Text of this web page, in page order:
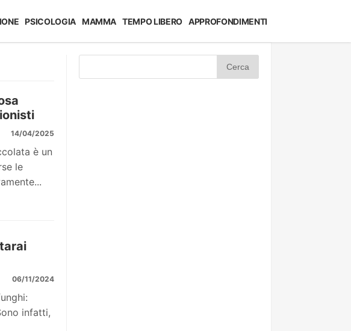
PSICOLOGIA MAMMA TEMPO LIBERO APPROFONDIMENTI
14/04/2025
è un
le
06/11/2024
infatti,